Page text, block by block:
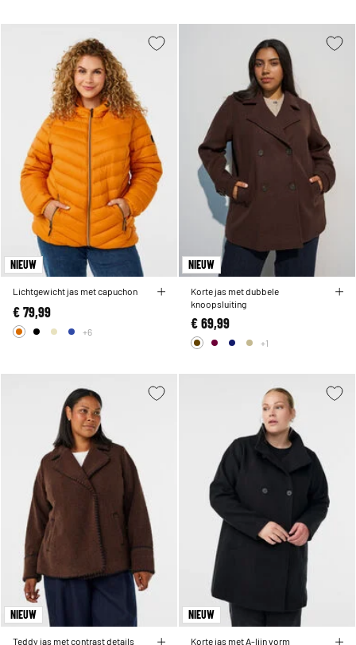
NIEUW
Lichtgewicht jas met capuchon
€ 79,99
+6
NIEUW
Korte jas met dubbele
knoopsluiting
€ 69,99
+1
NIEUW
Teddy jas met contrast details
NIEUW
Korte jas met A-lijn vorm